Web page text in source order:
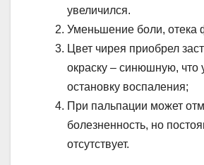
увеличился.
Уменьшение боли, отека
Цвет чирея приобрел
окраску – синюшную, что
остановку воспаления;
При пальпации может
болезненность, но
отсутствует.